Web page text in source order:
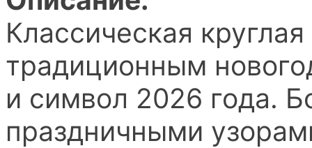
Классическая
традиционным
и символ 2026 года.
праздничными